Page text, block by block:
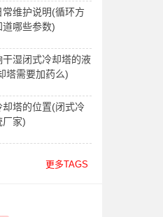
维护说明(循环方
哪些参数)
湿闭式冷却塔的液
塔需要加药么)
塔的位置(闭式冷
厂家)
更多TAGS